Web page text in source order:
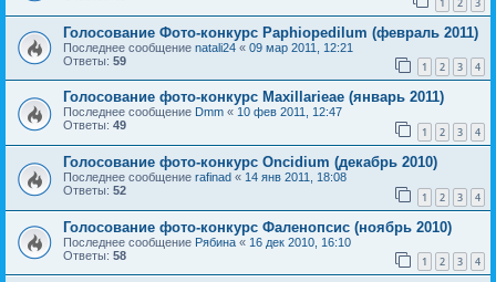
Голосование Фото-конкурс Paphiopedilum (февраль 2011)
Последнее сообщение natali24 « 09 мар 2011, 12:21
Ответы: 59 1 2 3 4
Голосование фото-конкурс Maxillarieae (январь 2011)
Последнее сообщение Dmm « 10 фев 2011, 12:47
Ответы: 49 1 2 3 4
Голосование фото-конкурс Oncidium (декабрь 2010)
Последнее сообщение rafinad « 14 янв 2011, 18:08
Ответы: 52 1 2 3 4
Голосование фото-конкурс Фаленопсис (ноябрь 2010)
Последнее сообщение Рябина « 16 дек 2010, 16:10
Ответы: 58 1 2 3 4